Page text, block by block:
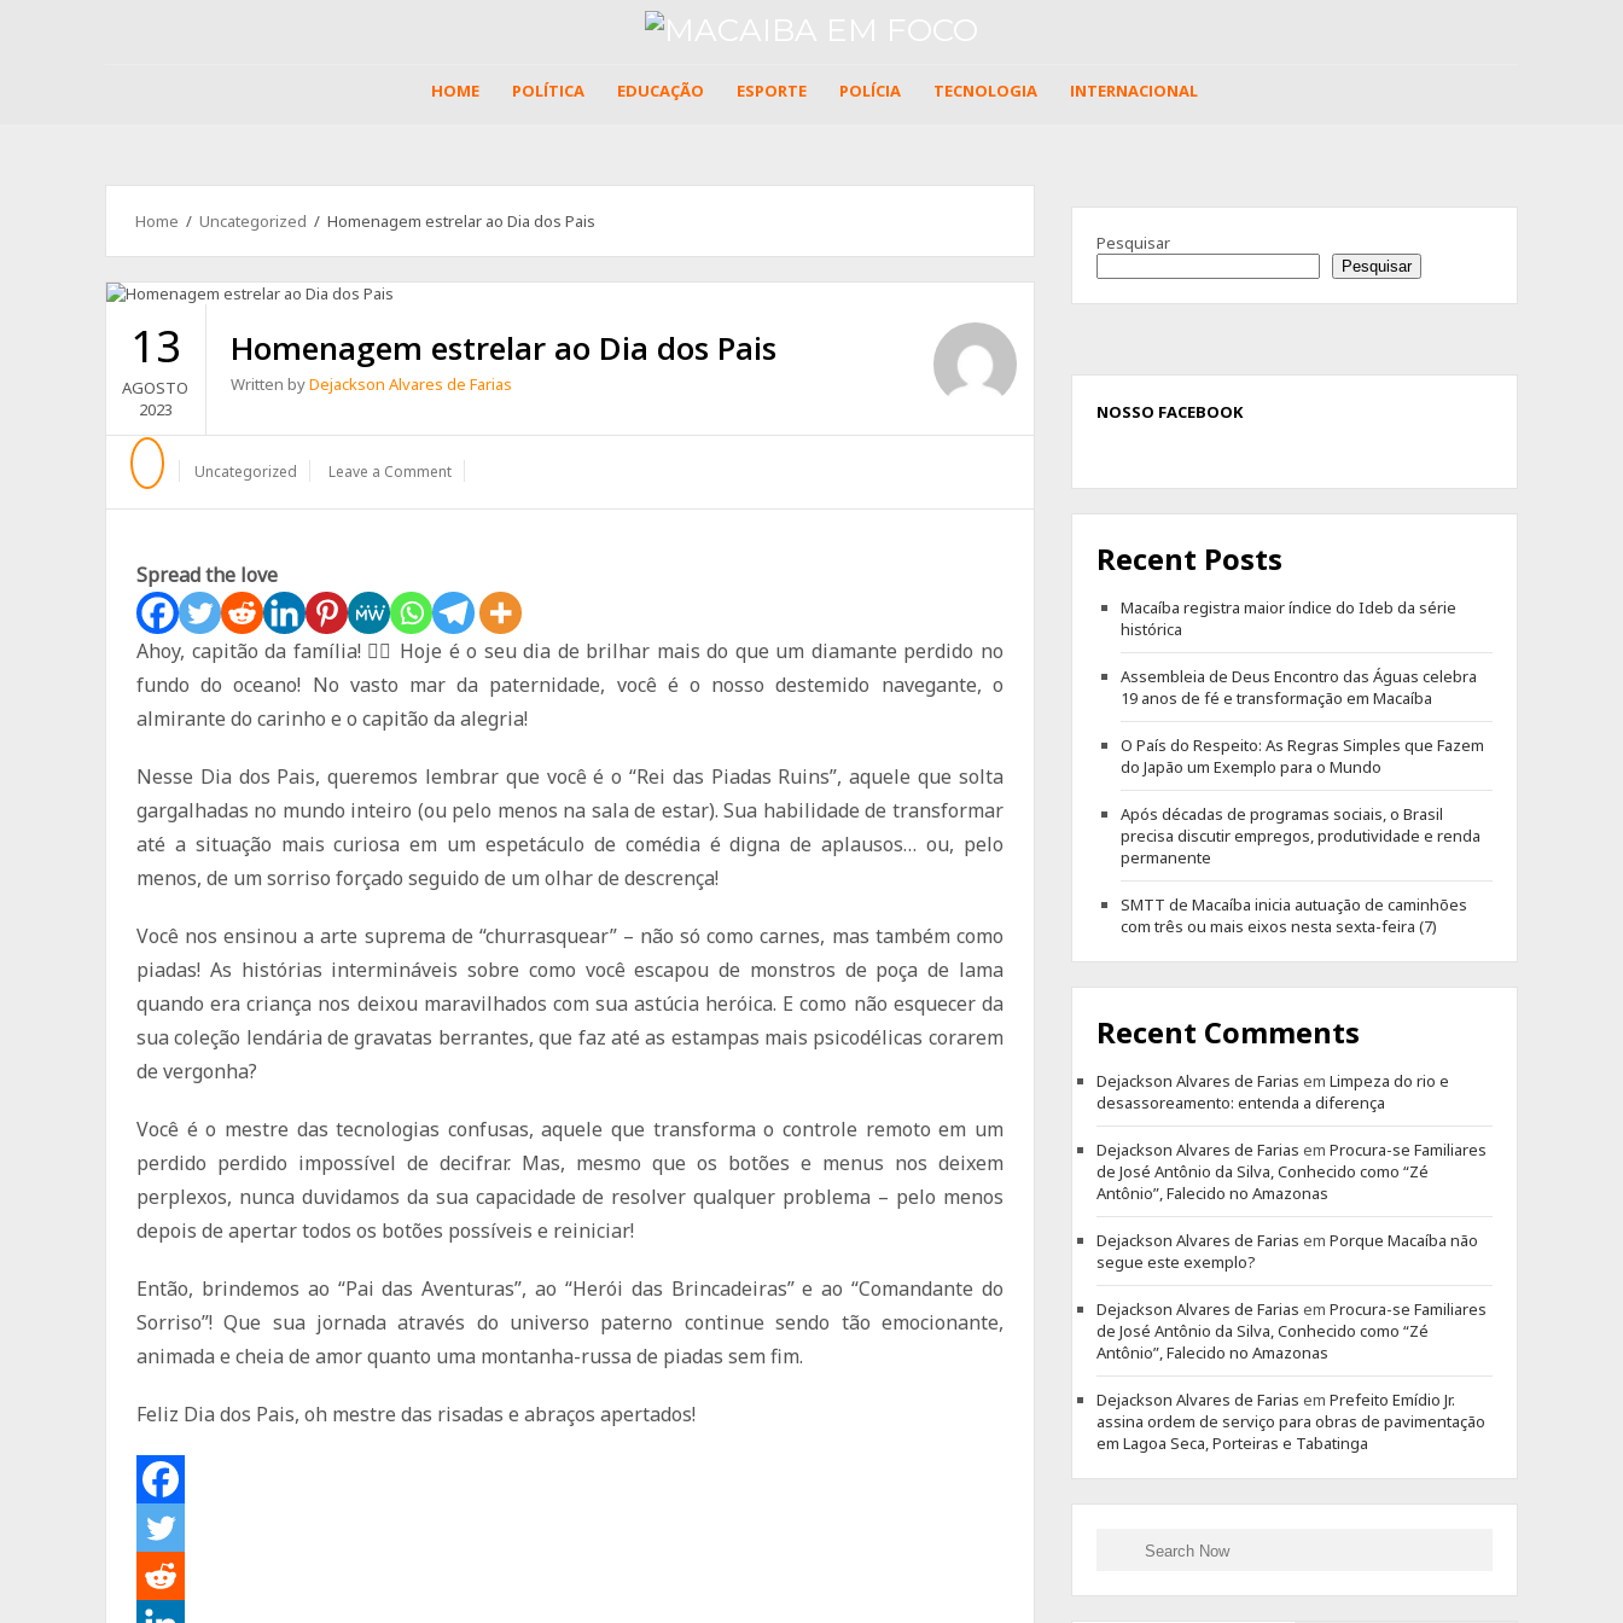
HOME POLÍTICA EDUCAÇÃO ESPORTE POLÍCIA TECNOLOGIA INTERNACIONAL
Home / Uncategorized / Homenagem estrelar ao Dia dos Pais
13
AGOSTO
2023
Homenagem estrelar ao Dia dos Pais
Written byDejackson Alvares de Farias
Uncategorized Leave a Comment
Spread the love
Ahoy, capitão da família! 🏴‍☠️ Hoje é o seu dia de brilhar mais do que um diamante perdido no
fundo do oceano! No vasto mar da paternidade, você é o nosso destemido navegante, o
almirante do carinho e o capitão da alegria!
Nesse Dia dos Pais, queremos lembrar que você é o “Rei das Piadas Ruins”, aquele que solta
gargalhadas no mundo inteiro (ou pelo menos na sala de estar). Sua habilidade de transformar
até a situação mais curiosa em um espetáculo de comédia é digna de aplausos… ou, pelo
menos, de um sorriso forçado seguido de um olhar de descrença!
Você nos ensinou a arte suprema de “churrasquear” – não só como carnes, mas também como
piadas! As histórias intermináveis ​​sobre como você escapou de monstros de poça de lama
quando era criança nos deixou maravilhados com sua astúcia heróica. E como não esquecer da
sua coleção lendária de gravatas berrantes, que faz até as estampas mais psicodélicas corarem
de vergonha?
Você é o mestre das tecnologias confusas, aquele que transforma o controle remoto em um
perdido perdido impossível de decifrar. Mas, mesmo que os botões e menus nos deixem
perplexos, nunca duvidamos da sua capacidade de resolver qualquer problema – pelo menos
depois de apertar todos os botões possíveis e reiniciar!
Então, brindemos ao “Pai das Aventuras”, ao “Herói das Brincadeiras” e ao “Comandante do
Sorriso”! Que sua jornada através do universo paterno continue sendo tão emocionante,
animada e cheia de amor quanto uma montanha-russa de piadas sem fim.
Feliz Dia dos Pais, oh mestre das risadas e abraços apertados!
Pesquisar
Pesquisar
NOSSO FACEBOOK
Recent Posts
Macaíba registra maior índice do Ideb da série
histórica
Assembleia de Deus Encontro das Águas celebra
19 anos de fé e transformação em Macaíba
O País do Respeito: As Regras Simples que Fazem
do Japão um Exemplo para o Mundo
Após décadas de programas sociais, o Brasil
precisa discutir empregos, produtividade e renda
permanente
SMTT de Macaíba inicia autuação de caminhões
com três ou mais eixos nesta sexta-feira (7)
Recent Comments
Dejackson Alvares de Farias emLimpeza do rio e
desassoreamento: entenda a diferença
Dejackson Alvares de Farias emProcura-se Familiares
de José Antônio da Silva, Conhecido como “Zé
Antônio”, Falecido no Amazonas
Dejackson Alvares de Farias emPorque Macaíba não
segue este exemplo?
Dejackson Alvares de Farias emProcura-se Familiares
de José Antônio da Silva, Conhecido como “Zé
Antônio”, Falecido no Amazonas
Dejackson Alvares de Farias emPrefeito Emídio Jr.
assina ordem de serviço para obras de pavimentação
em Lagoa Seca, Porteiras e Tabatinga
Search